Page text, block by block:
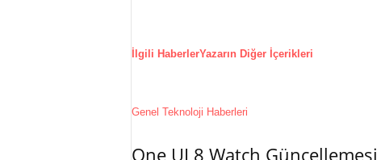
İlgili HaberlerYazarın Diğer İçerikleri
Genel Teknoloji Haberleri
One UI 8 Watch Güncellemesi